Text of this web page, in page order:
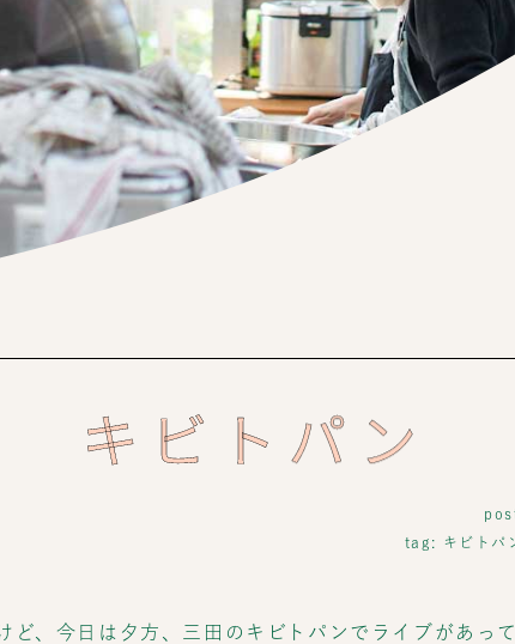
キビトパン
tag:
キビトパ
ど、今日は夕方、三田のキビトパンでライブがあっ